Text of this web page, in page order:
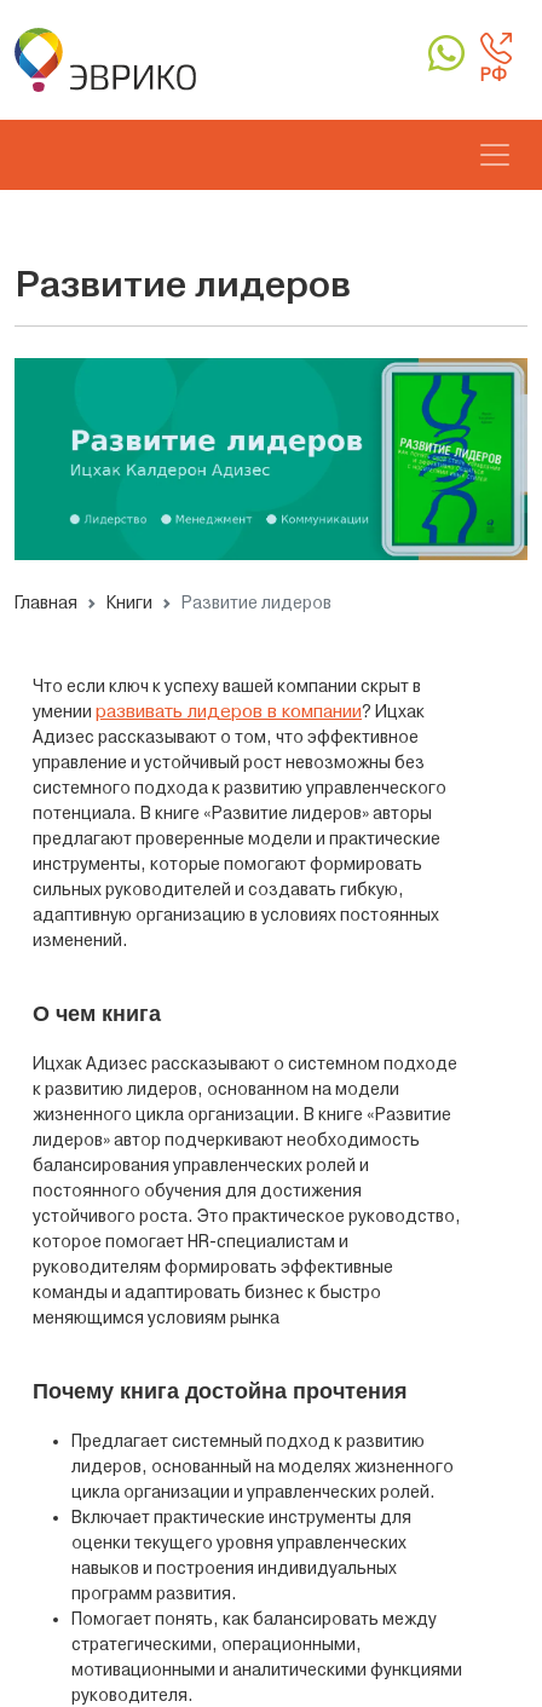
РФ
Развитие лидеров
Главная Книги Развитие лидеров
Что если ключ к успеху вашей компании скрыт в
умении развивать лидеров в компании? Ицхак
Адизес рассказывают о том, что эффективное
управление и устойчивый рост невозможны без
системного подхода к развитию управленческого
потенциала. В книге «Развитие лидеров» авторы
предлагают проверенные модели и практические
инструменты, которые помогают формировать
сильных руководителей и создавать гибкую,
адаптивную организацию в условиях постоянных
изменений.
О чем книга
Ицхак Адизес рассказывают о системном подходе
к развитию лидеров, основанном на модели
жизненного цикла организации. В книге «Развитие
лидеров» автор подчеркивают необходимость
балансирования управленческих ролей и
постоянного обучения для достижения
устойчивого роста. Это практическое руководство,
которое помогает HR-специалистам и
руководителям формировать эффективные
команды и адаптировать бизнес к быстро
меняющимся условиям рынка
Почему книга достойна прочтения
Предлагает системный подход к развитию
лидеров, основанный на моделях жизненного
цикла организации и управленческих ролей.
Включает практические инструменты для
оценки текущего уровня управленческих
навыков и построения индивидуальных
программ развития.
Помогает понять, как балансировать между
стратегическими, операционными,
мотивационными и аналитическими функциями
руководителя.